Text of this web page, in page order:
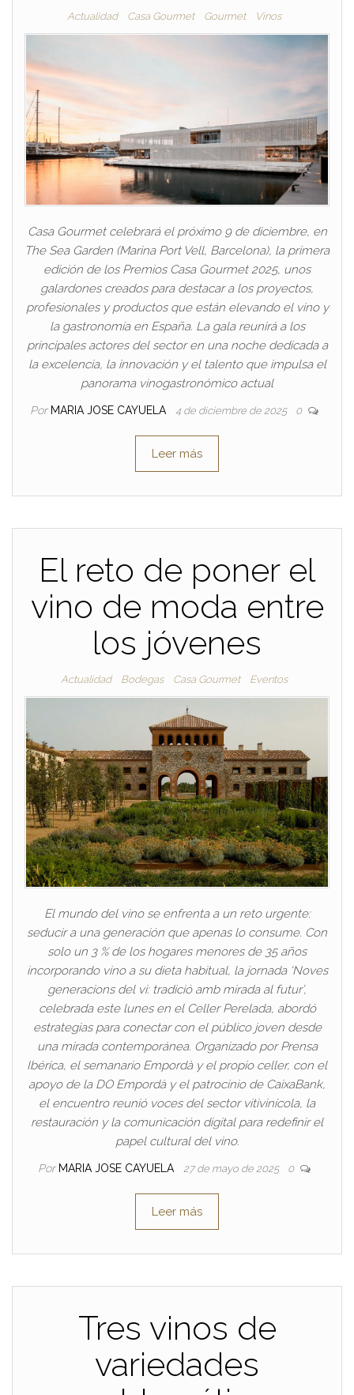
Actualidad Casa Gourmet Gourmet Vinos
Casa Gourmet celebrará el próximo 9 de diciembre, en
The Sea Garden (Marina Port Vell, Barcelona), la primera
edición de los Premios Casa Gourmet 2025, unos
galardones creados para destacar a los proyectos,
profesionales y productos que están elevando el vino y
la gastronomía en España. La gala reunirá a los
principales actores del sector en una noche dedicada a
la excelencia, la innovación y el talento que impulsa el
panorama vinogastronómico actual
Por MARIA JOSE CAYUELA 4 de diciembre de 2025 0
Leer más
El reto de poner el
vino de moda entre
los jóvenes
Actualidad Bodegas Casa Gourmet Eventos
El mundo del vino se enfrenta a un reto urgente:
seducir a una generación que apenas lo consume. Con
solo un 3 % de los hogares menores de 35 años
incorporando vino a su dieta habitual, la jornada ‘Noves
generacions del vi: tradició amb mirada al futur’,
celebrada este lunes en el Celler Perelada, abordó
estrategias para conectar con el público joven desde
una mirada contemporánea. Organizado por Prensa
Ibérica, el semanario Empordà y el propio celler, con el
apoyo de la DO Empordà y el patrocinio de CaixaBank,
el encuentro reunió voces del sector vitivinícola, la
restauración y la comunicación digital para redefinir el
papel cultural del vino.
Por MARIA JOSE CAYUELA 27 de mayo de 2025 0
Leer más
Tres vinos de
variedades